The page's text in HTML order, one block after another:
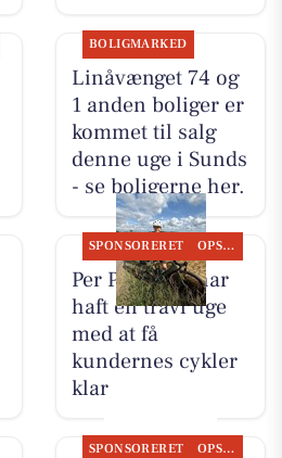
BOLIGMARKED
Linåvænget 74 og
1 anden boliger er
kommet til salg
denne uge i Sunds
- se boligerne her.
SPONSORERET OPSLAGSTAVLEN
Per P. Cykler har
haft en travl uge
med at få
kundernes cykler
klar
SPONSORERET OPSLAGSTAVLEN